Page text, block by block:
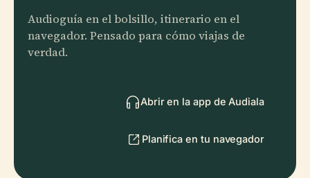
Audioguía en el bolsillo, itinerario en el
navegador. Pensado para cómo viajas de
verdad.
Abrir en la app de Audiala
Planifica en tu navegador